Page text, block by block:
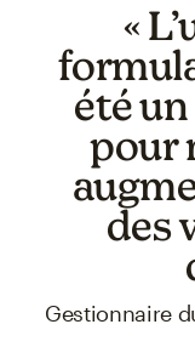
«
été
pour
des
Gestionnaire